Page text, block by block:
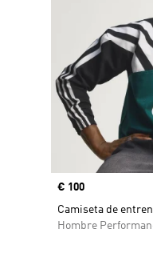
Precio
€ 100
Camiseta de
Hombre